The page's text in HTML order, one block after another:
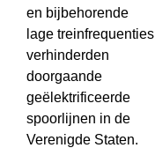
en bijbehorende
lage trein­frequenties
verhinderden
doorgaande
geëlektrificeerde
spoorlijnen in de
Verenigde Staten.